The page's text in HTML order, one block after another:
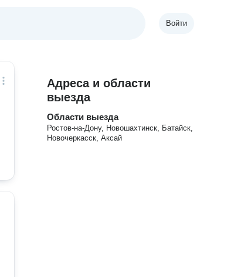
Войти
Адреса и области
выезда
Области выезда
Ростов-на-Дону, Новошахтинск, Батайск,
Новочеркасск, Аксай